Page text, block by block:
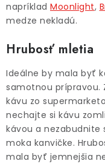
napríklad Moonlight,
medze nekladú.
Hrubosť mletia
Ideálne by mala byť
samotnou prípravou.
kávu zo
nechajte si kávu
kávou a
moka kanvičke.
mala byť jemnejšia